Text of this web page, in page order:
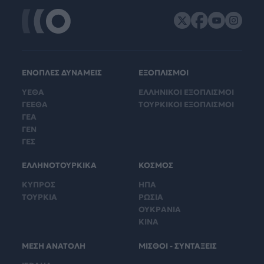
ΕΝΟΠΛΕΣ ΔΥΝΑΜΕΙΣ
ΥΕΘΑ
ΓΕΕΘΑ
ΓΕΑ
ΓΕΝ
ΓΕΣ
ΕΞΟΠΛΙΣΜΟΙ
ΕΛΛΗΝΙΚΟΙ ΕΞΟΠΛΙΣΜΟΙ
ΤΟΥΡΚΙΚΟΙ ΕΞΟΠΛΙΣΜΟΙ
ΕΛΛΗΝΟΤΟΥΡΚΙΚΑ
ΚΥΠΡΟΣ
ΤΟΥΡΚΙΑ
ΚΟΣΜΟΣ
ΗΠΑ
ΡΩΣΙΑ
ΟΥΚΡΑΝΙΑ
ΚΙΝΑ
ΜΕΣΗ ΑΝΑΤΟΛΗ
ΜΙΣΘΟΙ - ΣΥΝΤΑΞΕΙΣ